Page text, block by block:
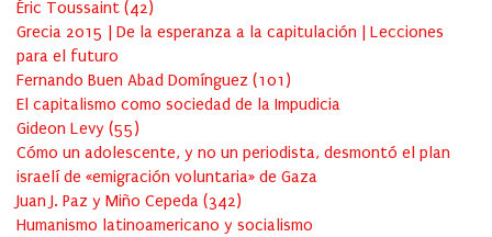
Éric Toussaint (42)
Grecia 2015 | De la esperanza a la capitulación | Lecciones
para el futuro
Fernando Buen Abad Domínguez (101 )
El capitalismo como sociedad de la Impudicia
Gideon Levy (55)
Cómo un adolescente, y no un periodista, desmontó el plan
israelí de «emigración voluntaria» de Gaza
Juan J. Paz y Miño Cepeda (342)
Humanismo latinoamericano y socialismo